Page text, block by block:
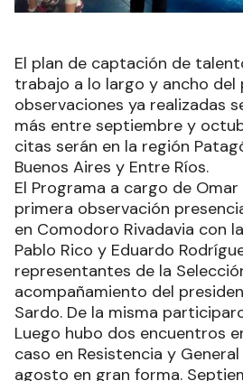
El plan de captación de
trabajo a lo largo y ancho del
observaciones ya realizadas
más entre septiembre y
citas serán en la región
Buenos Aires y Entre Ríos.
El Programa a cargo de
primera observación
en Comodoro Rivadavia con
Pablo Rico y Eduardo
representantes de la
acompañamiento del
Sardo. De la misma
Luego hubo dos encuentros
caso en Resistencia y
agosto en gran forma.